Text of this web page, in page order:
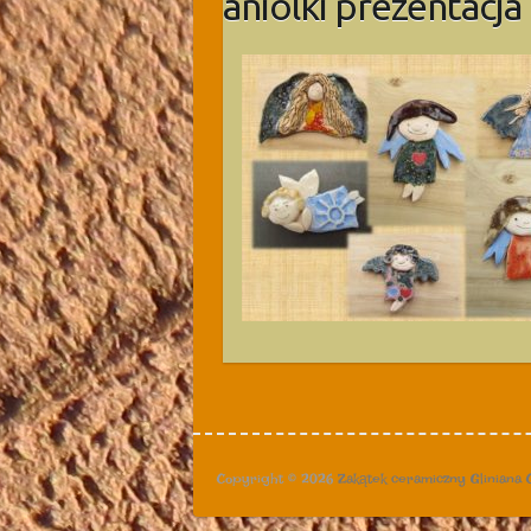
Copyright © 2026 Zakątek ceramiczny Gliniana